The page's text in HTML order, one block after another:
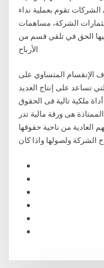
تقوم بعملية نداء
الشركة، مساهمات
الحق في تلقي قسم من
الأرباح
الإنقسام المتساوي على
تساعد على إنتاج العديد
ملكية تالية فى الحقوق
هى ورقة مالية تدر
العادية من ناحية حقوقها
الشركة ولصولها واذا كان